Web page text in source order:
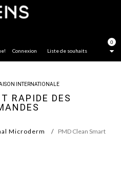
0
Liste de souhaits
Connexion
INTERNATIONALE
RAPIDE DES
Microderm
PMD Clean Smart